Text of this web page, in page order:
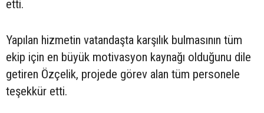
etti.
Yapılan hizmetin vatandaşta karşılık bulmasının tüm
ekip için en büyük motivasyon kaynağı olduğunu dile
getiren Özçelik, projede görev alan tüm personele
teşekkür etti.